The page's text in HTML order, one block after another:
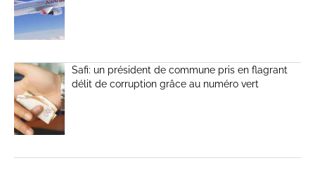
Safi: un président de commune pris en flagrant
délit de corruption grâce au numéro vert